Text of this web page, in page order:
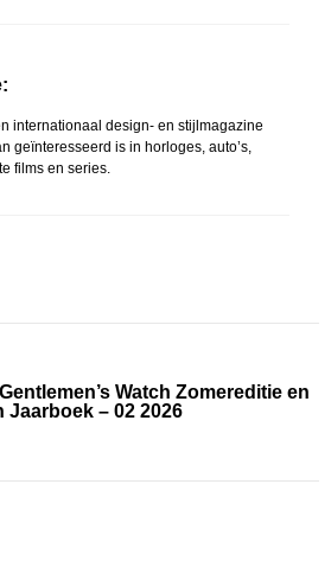
internationaal design- en stijlmagazine
geïnteresseerd is in horloges, auto’s,
films en series.
Watch Zomereditie en
Jaarboek – 02 2026